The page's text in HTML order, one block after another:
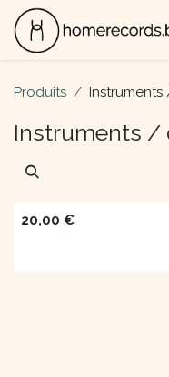
Se rendre au contenu
Produits
Instruments /
20,00 €